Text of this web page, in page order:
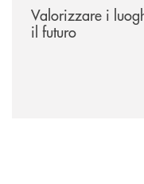
Valorizzare i
il futuro